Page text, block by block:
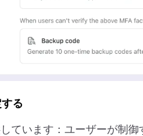
る
ています：ユーザーが制御